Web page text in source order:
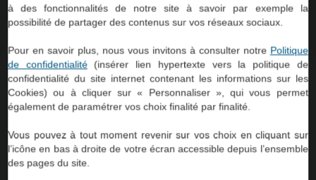
54
à des fonctionnalités de notre site à savoir par exemple la
possibilité de partager des contenus sur vos réseaux sociaux.
Pour en savoir plus, nous vous invitons à consulter notre Politique
de confidentialité(insérer lien hypertexte vers la politique de
confidentialité du site internet contenant les informations sur les
Cookies) ou à cliquer sur « Personnaliser », qui vous permet
également de paramétrer vos choix finalité par finalité.
Vous pouvez à tout moment revenir sur vos choix en cliquant sur
l’icône en bas à droite de votre écran accessible depuis l’ensemble
des pages du site.